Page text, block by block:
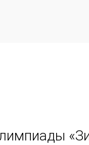
«